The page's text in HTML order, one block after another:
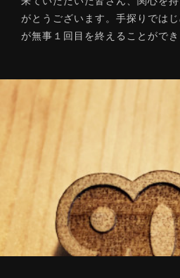
がとうございます。手探りでは
が無事１回目を終えることができ